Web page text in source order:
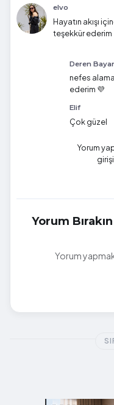
elvo
Hayatın akışı
teşekkür ederim
Deren Bayar
nefes
ederim 💜
Elif
Çok güzel
Yorum
Yorum Bırakın
Yorum yapmak